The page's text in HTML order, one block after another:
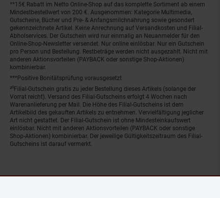
**15€ Rabatt im Netto Online-Shop auf das komplette Sortiment ab einem
Mindestbestellwert von 200 €. Ausgenommen: Kategorie Multimedia,
Gutscheine, Bücher und Pre- & Anfangsmilchnahrung sowie gesondert
gekennzeichnete Artikel. Keine Anrechnung auf Versandkosten und Filial-
Abholservices. Der Gutschein wird nur einmalig an Neuanmelder für den
Online-Shop-Newsletter versendet. Nur online einlösbar. Nur ein Gutschein
pro Person und Bestellung. Restbeträge werden nicht ausgezahlt. Nicht mit
anderen Aktionsvorteilen (PAYBACK oder sonstige Shop-Aktionen)
kombinierbar.
***Positive Bonitätsprüfung vorausgesetzt
²⁰Filial-Gutschein gratis zu jeder Bestellung dieses Artikels (solange der
Vorrat reicht). Versand des Filial-Gutscheins erfolgt 4 Wochen nach
Warenanlieferung per Mail. Die Höhe des Filial-Gutscheins ist dem
Artikelbild des gekauften Artikels zu entnehmen. Vervielfältigung jeglicher
Art nicht gestattet. Der Filial-Gutschein ist ohne Mindesteinkaufswert
einlösbar. Nicht mit anderen Aktionsvorteilen (PAYBACK oder sonstige
Shop-Aktionen) kombinierbar. Der jeweilige Gültigkeitszeitraum des Filial-
Gutscheins ist darauf vermerkt.